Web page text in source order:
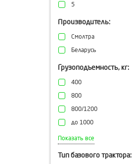
5
Производитель:
Смолтра
Беларусь
Грузоподъемность, кг:
400
800
800/1200
до 1000
1000
Показать все
Тип базового трактора: